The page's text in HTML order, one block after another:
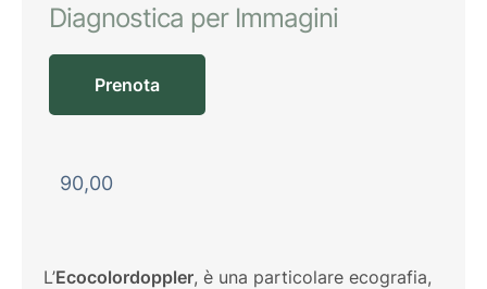
Diagnostica per Immagini
Prenota
90,00
L’Ecocolordoppler, è una particolare ecografia,